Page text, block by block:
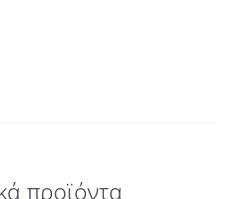
προϊόντα